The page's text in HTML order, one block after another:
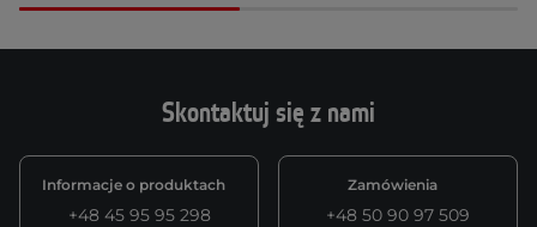
Skontaktuj się z nami
Informacje o produktach
+48 45 95 95 298
Zamówienia
+48 50 90 97 509